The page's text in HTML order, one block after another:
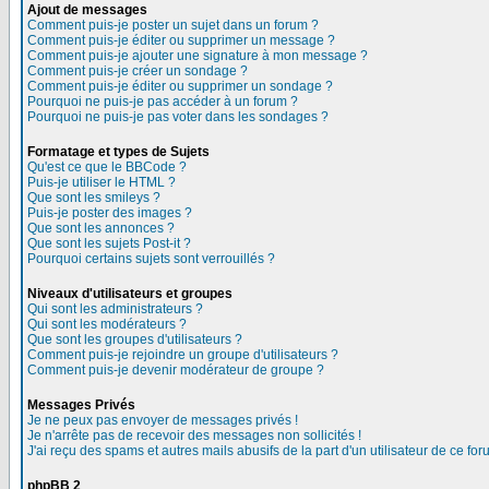
Ajout de messages
Comment puis-je poster un sujet dans un forum ?
Comment puis-je éditer ou supprimer un message ?
Comment puis-je ajouter une signature à mon message ?
Comment puis-je créer un sondage ?
Comment puis-je éditer ou supprimer un sondage ?
Pourquoi ne puis-je pas accéder à un forum ?
Pourquoi ne puis-je pas voter dans les sondages ?
Formatage et types de Sujets
Qu'est ce que le BBCode ?
Puis-je utiliser le HTML ?
Que sont les smileys ?
Puis-je poster des images ?
Que sont les annonces ?
Que sont les sujets Post-it ?
Pourquoi certains sujets sont verrouillés ?
Niveaux d'utilisateurs et groupes
Qui sont les administrateurs ?
Qui sont les modérateurs ?
Que sont les groupes d'utilisateurs ?
Comment puis-je rejoindre un groupe d'utilisateurs ?
Comment puis-je devenir modérateur de groupe ?
Messages Privés
Je ne peux pas envoyer de messages privés !
Je n'arrête pas de recevoir des messages non sollicités !
J'ai reçu des spams et autres mails abusifs de la part d'un utilisateur de ce
phpBB 2